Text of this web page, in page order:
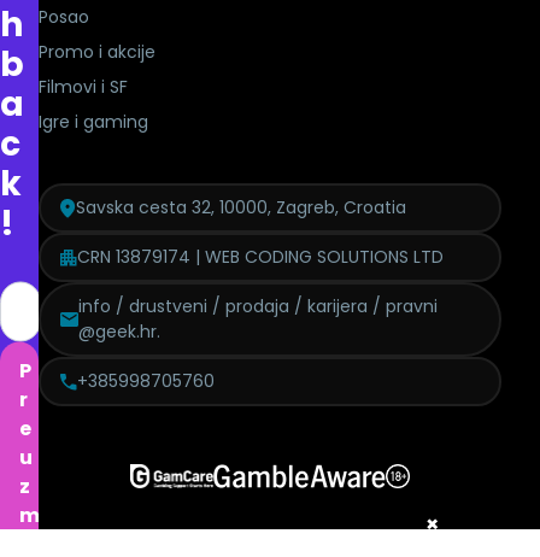
×
h
b
a
c
k
!
P
r
e
u
z
m
Posao
Promo i akcije
Filmovi i SF
Igre i gaming
Savska cesta 32, 10000, Zagreb, Croatia
CRN 13879174 | WEB CODING SOLUTIONS LTD
info / drustveni / prodaja / karijera / pravni
@geek.hr.
+385998705760